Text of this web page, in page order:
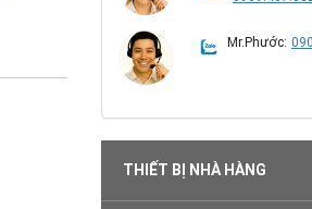
Mr.Phước:
THIẾT BỊ NHÀ HÀNG